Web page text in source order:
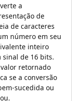
a
de
de caracteres
número em seu
inteiro
sinal de 16 bits.
retornado
se a conversão
sucedida ou